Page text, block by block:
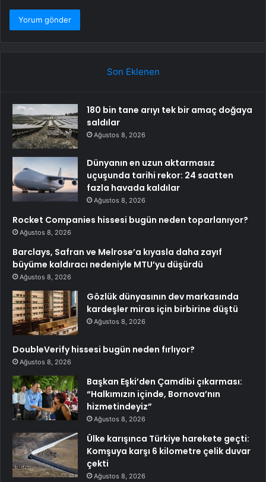
Son Eklenen
180 bin tane arıyı tek bir amaç doğaya
saldılar
Ağustos 8, 2026
Dünyanın en uzun aktarmasız
uçuşunda tarihi rekor: 24 saatten
fazla havada kaldılar
Ağustos 8, 2026
Rocket Companies hissesi bugün neden toparlanıyor?
Ağustos 8, 2026
Barclays, Safran ve Melrose’a kıyasla daha zayıf
büyüme kaldıracı nedeniyle MTU’yu düşürdü
Ağustos 8, 2026
Gözlük dünyasının dev markasında
kardeşler miras için birbirine düştü
Ağustos 8, 2026
DoubleVerify hissesi bugün neden fırlıyor?
Ağustos 8, 2026
Başkan Eşki’den Çamdibi çıkarması:
“Halkımızın içinde, Bornova’nın
hizmetindeyiz”
Ağustos 8, 2026
Ülke karışınca Türkiye harekete geçti:
Komşuya karşı 6 kilometre çelik duvar
çekti
Ağustos 8, 2026